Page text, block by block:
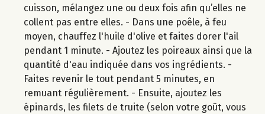
cuisson, mélangez une ou deux fois afin qu’elles ne
collent pas entre elles. - Dans une poêle, à feu
moyen, chauffez l'huile d'olive et faites dorer l'ail
pendant 1 minute. - Ajoutez les poireaux ainsi que la
quantité d'eau indiquée dans vos ingrédients. -
Faites revenir le tout pendant 5 minutes, en
remuant régulièrement. - Ensuite, ajoutez les
épinards, les filets de truite (selon votre goût, vous